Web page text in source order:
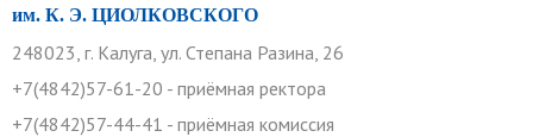
им. К. Э. ЦИОЛКОВСКОГО
248023, г. Калуга, ул. Степана Разина, 26
+7(4842)57-61-20 - приёмная ректора
+7(4842)57-44-41 - приёмная комиссия